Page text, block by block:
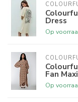
Dress
Op
Fan
Op